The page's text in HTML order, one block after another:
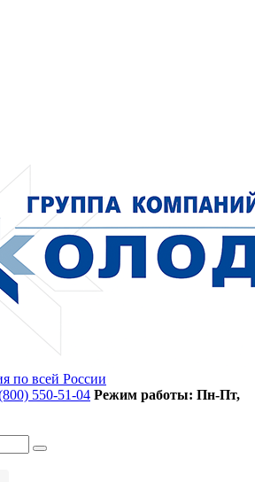
по всей России
550-51-04 Режим работы: Пн-Пт,